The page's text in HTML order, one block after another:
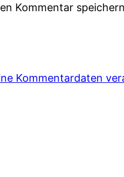
Kommentar
Kommentardaten